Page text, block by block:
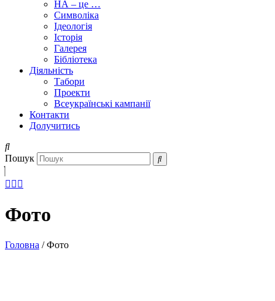
НА – це …
Символіка
Ідеологія
Історія
Галерея
Бібліотека
Діяльність
Табори
Проекти
Всеукраїнські кампанії
Контакти
Долучитись
Пошук
Фото
Головна /Фото